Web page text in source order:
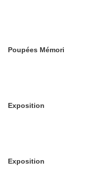
Poupées Mémori
Exposition
Exposition